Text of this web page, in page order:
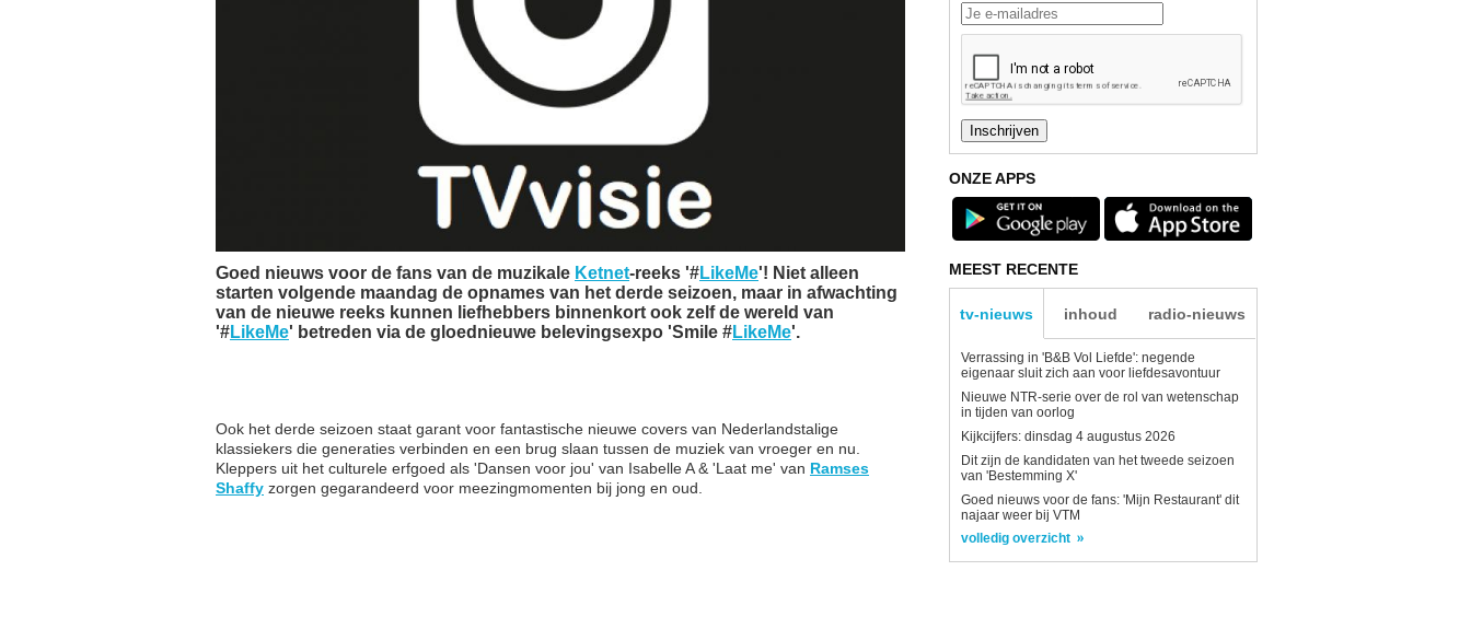
Goed nieuws voor de fans van de muzikale Ketnet-reeks '#LikeMe'! Niet alleen
starten volgende maandag de opnames van het derde seizoen, maar in afwachting
van de nieuwe reeks kunnen liefhebbers binnenkort ook zelf de wereld van
'#LikeMe' betreden via de gloednieuwe belevingsexpo 'Smile #LikeMe'.
Ook het derde seizoen staat garant voor fantastische nieuwe covers van Nederlandstalige
klassiekers die generaties verbinden en een brug slaan tussen de muziek van vroeger en nu.
Kleppers uit het culturele erfgoed als 'Dansen voor jou' van Isabelle A & 'Laat me' van Ramses
Shaffy zorgen gegarandeerd voor meezingmomenten bij jong en oud.
ONZE APPS
MEEST RECENTE
tv-nieuws inhoud radio-nieuws
Verrassing in 'B&B Vol Liefde': negende
eigenaar sluit zich aan voor liefdesavontuur
Nieuwe NTR-serie over de rol van wetenschap
in tijden van oorlog
Kijkcijfers: dinsdag 4 augustus 2026
Dit zijn de kandidaten van het tweede seizoen
van 'Bestemming X'
Goed nieuws voor de fans: 'Mijn Restaurant' dit
najaar weer bij VTM
volledig overzicht